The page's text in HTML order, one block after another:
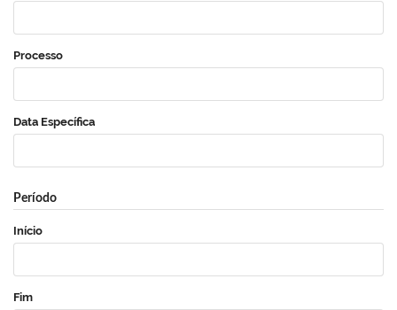
Processo
Data Específica
Período
Início
Fim